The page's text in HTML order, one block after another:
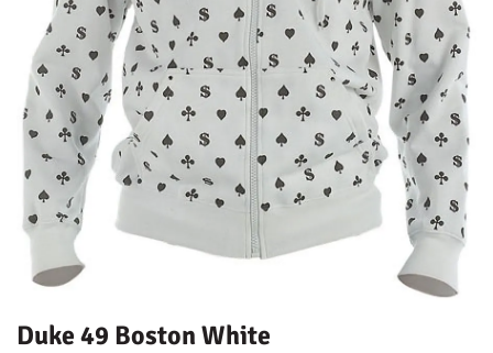
Duke 49 Boston White